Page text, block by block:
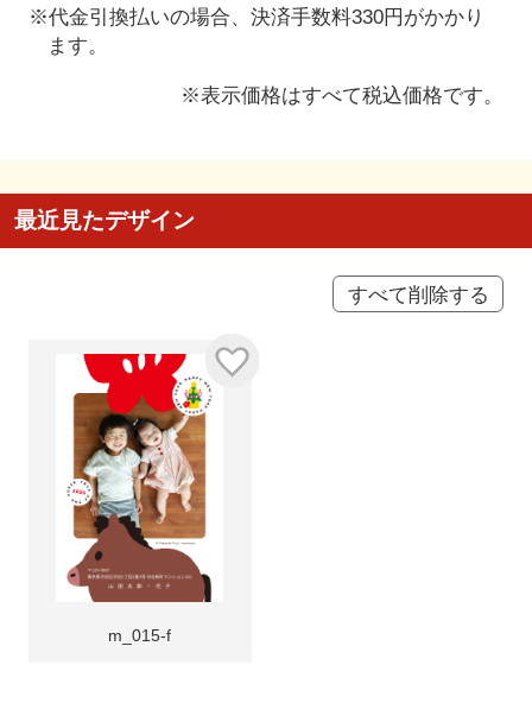
※代金引換払いの場合、決済手数料330円がかかり
ます。
※表示価格はすべて税込価格です。
最近見たデザイン
すべて削除する
m_015-f